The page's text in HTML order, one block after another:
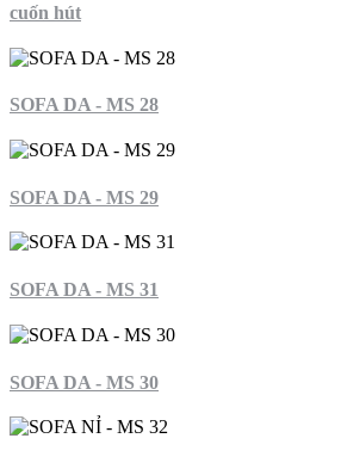
cuốn hút
SOFA DA - MS 28
SOFA DA - MS 29
SOFA DA - MS 31
SOFA DA - MS 30